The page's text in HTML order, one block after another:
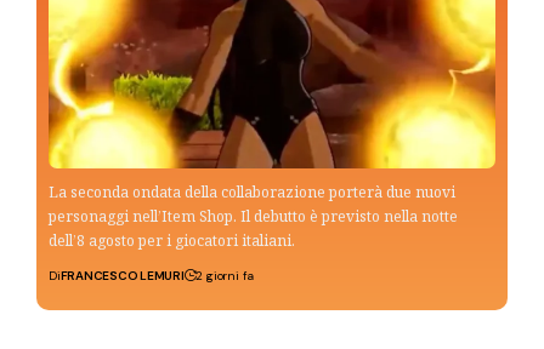
La seconda ondata della collaborazione porterà due nuovi
personaggi nell’Item Shop. Il debutto è previsto nella notte
dell’8 agosto per i giocatori italiani.
DiFRANCESCO LEMURI 2 giorni fa